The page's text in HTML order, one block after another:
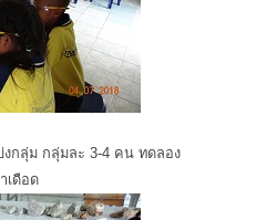
กลุ่ม กลุ่มละ 3-4 คน ทดลอง
เดือด